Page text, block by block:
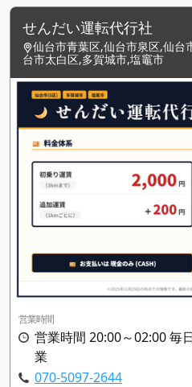
せんだい運転代行社
仙台市青葉区,仙台市泉区,仙台
台市太白区,多賀城市,塩竈市
営業時間
営業時間 20:00～02:00 毎
業
070-5097-2644